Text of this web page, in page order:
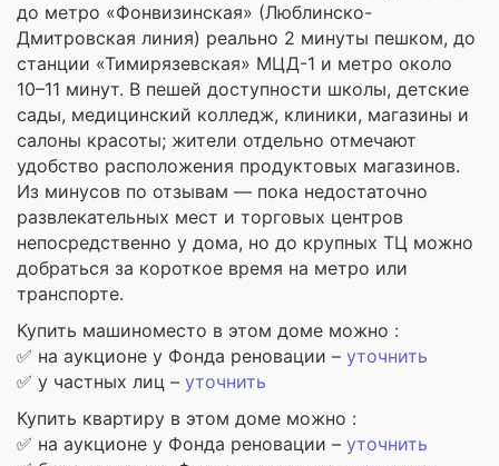
до метро «Фонвизинская» (Люблинско-
Дмитровская линия) реально 2 минуты пешком, до
станции «Тимирязевская» МЦД-1 и метро около
10–11 минут. В пешей доступности школы, детские
сады, медицинский колледж, клиники, магазины и
салоны красоты; жители отдельно отмечают
удобство расположения продуктовых магазинов.
Из минусов по отзывам — пока недостаточно
развлекательных мест и торговых центров
непосредственно у дома, но до крупных ТЦ можно
добраться за короткое время на метро или
транспорте.
Купить машиноместо в этом доме можно :
✅ на аукционе у Фонда реновации – уточнить
✅ у частных лиц – уточнить
Купить квартиру в этом доме можно :
✅ на аукционе у Фонда реновации – уточнить